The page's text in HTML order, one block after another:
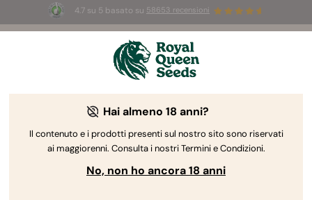
4.7 su 5 basato su 58653 recensioni
⏳2x1-Offerta limitata
3d 10h 20m 29s
The RQS Blog
Hai almeno 18 anni?
Il contenuto e i prodotti presenti sul nostro sito sono riservati
ai maggiorenni. Consulta i nostri Termini e Condizioni.
No, non ho ancora 18 anni